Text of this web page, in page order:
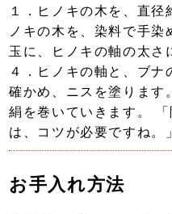
１．ヒノキの木を、直
ノキの木を、染料で手
玉に、ヒノキの軸の太さ
４．ヒノキの軸と、ブ
確かめ、ニスを塗ります
絹を巻いていきます。
は、コツが必要ですね。
お手入れ方法